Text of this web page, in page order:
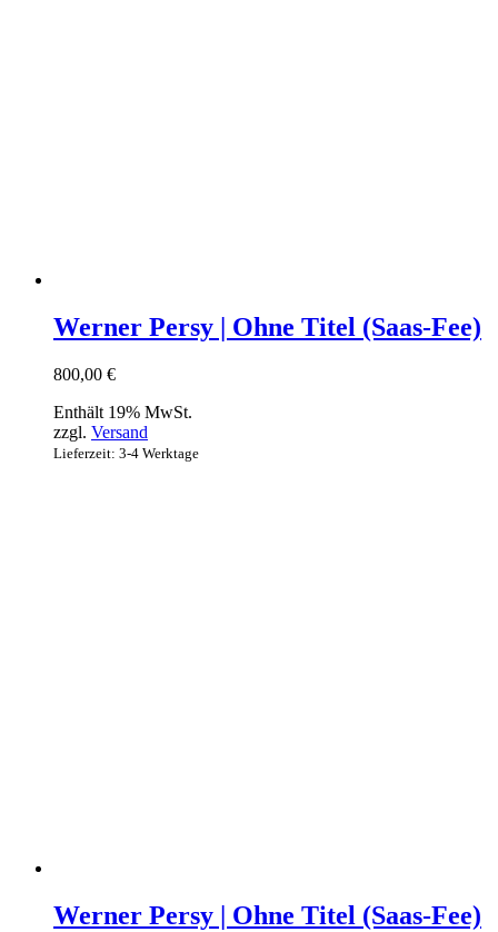
Werner Persy | Ohne Titel (Saas-Fee)
800,00 €
Enthält 19% MwSt.
zzgl. Versand
Lieferzeit: 3-4 Werktage
Werner Persy | Ohne Titel (Saas-Fee)